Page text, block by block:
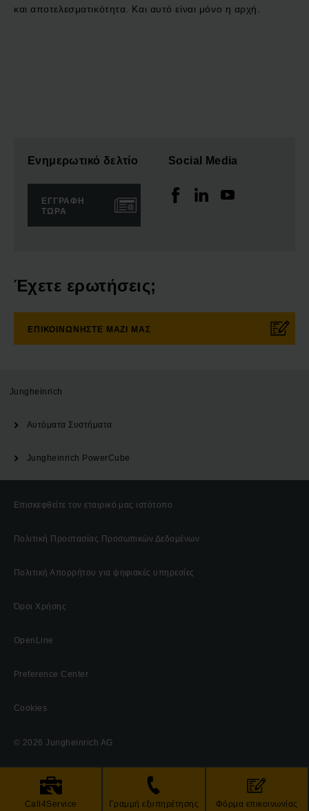
Call4Service Γραμμή εξυπηρέτησης Φόρμα επικοινωνίας
και αποτελεσματικότητα. Και αυτό είναι μόνο η αρχή.
Ενημερωτικό δελτίο
ΕΓΓΡΑΦΉ
ΤΏΡΑ
Social Media
Έχετε ερωτήσεις;
ΕΠΙΚΟΙΝΩΝΉΣΤΕ ΜΑΖΊ ΜΑΣ
Jungheinrich
Αυτόματα Συστήματα
Jungheinrich PowerCube
Επισκεφθείτε τον εταιρικό μας ιστότοπο
Πολιτική Προστασίας Προσωπικών Δεδομένων
Πολιτική Απορρήτου για ψηφιακές υπηρεσίες
Όροι Χρήσης
OpenLine
Preference Center
Cookies
© 2026 Jungheinrich AG